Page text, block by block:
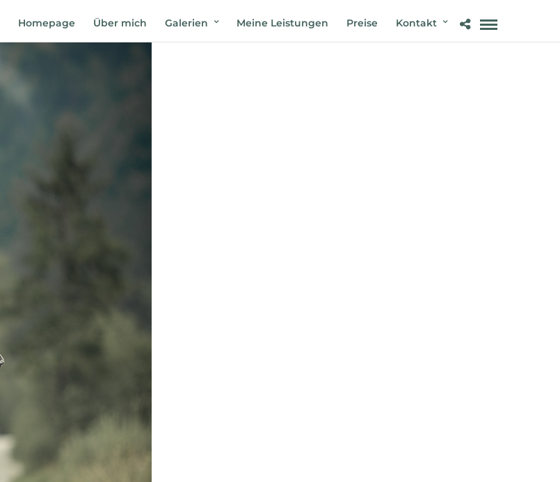
Homepage Über mich Galerien Meine Leistungen Preise Kontakt